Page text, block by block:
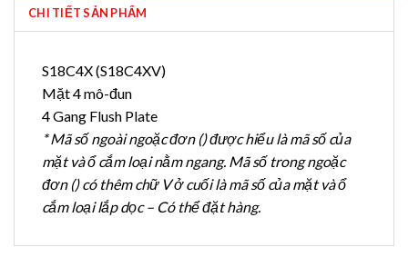
CHI TIẾT SẢN PHẨM
S18C4X (S18C4XV)
Mặt 4 mô-đun
4 Gang Flush Plate
* Mã số ngoài ngoặc đơn () được hiểu là mã số của
mặt và ổ cắm loại nằm ngang. Mã số trong ngoặc
đơn () có thêm chữ V ở cuối là mã số của mặt và ổ
cắm loại lắp dọc – Có thể đặt hàng.